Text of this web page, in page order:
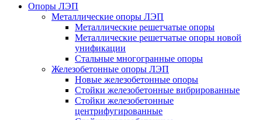
Опоры ЛЭП
Металлические опоры ЛЭП
Металлические решетчатые опоры
Металлические решетчатые опоры новой
унификации
Стальные многогранные опоры
Железобетонные опоры ЛЭП
Новые железобетонные опоры
Стойки железобетонные вибрированные
Стойки железобетонные
центрифугированные